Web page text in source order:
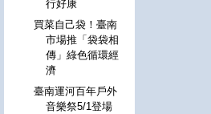
行好康
買菜自己袋！臺南
市場推「袋袋相
傳」綠色循環經
濟
臺南運河百年戶外
音樂祭5/1登場